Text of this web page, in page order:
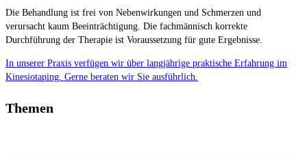
Die Behandlung ist frei von Nebenwirkungen und Schmerzen und
verursacht kaum Beeinträchtigung. Die fachmännisch korrekte
Durchführung der Therapie ist Voraussetzung für gute Ergebnisse.
In unserer Praxis verfügen wir über langjährige praktische Erfahrung im
Kinesiotaping. Gerne beraten wir Sie ausführlich.
Themen